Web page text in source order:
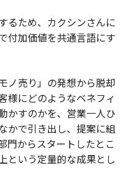
るため、カクシンさんに
付加価値を共通言語にす
ノ売り」の発想から脱却
様にどのようなベネフィ
かすのかを、営業一人ひ
かで引き出し、提案に組
門からスタートしたとこ
という定量的な成果とし